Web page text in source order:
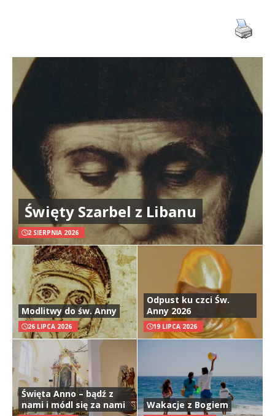
Święty Szarbel z Libanu
2 SIERPNIA 2026
Modlitwy do św. Anny
26 LIPCA 2026
Odpust ku czci Św.
Anny 2026
19 LIPCA 2026
Święta Anno – bądź z
nami i módl się za nami
Wakacje z Bogiem